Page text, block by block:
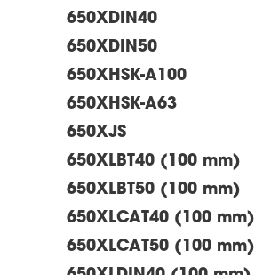
650XDIN40
650XDIN50
650XHSK-A100
650XHSK-A63
650XJS
650XLBT40 (100 mm)
650XLBT50 (100 mm)
650XLCAT40 (100 mm)
650XLCAT50 (100 mm)